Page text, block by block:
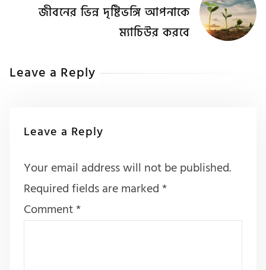
জীবনের ভিন্ন দৃষ্টিভঙ্গি আপনাকে
ম্যাচিউর করবে
Leave a Reply
Leave a Reply
Your email address will not be published.
Required fields are marked*
Comment*